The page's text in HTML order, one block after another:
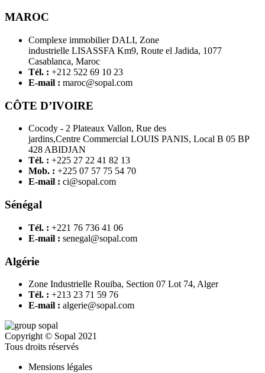
MAROC
Complexe immobilier DALI, Zone
industrielle LISASSFA Km9, Route el Jadida, 1077
Casablanca, Maroc
Tél. : +212 522 69 10 23
E-mail : maroc@sopal.com
CÔTE D’IVOIRE
Cocody - 2 Plateaux Vallon, Rue des
jardins,Centre Commercial LOUIS PANIS, Local B 05 BP
428 ABIDJAN
Tél. : +225 27 22 41 82 13
Mob. : +225 07 57 75 54 70
E-mail : ci@sopal.com
Sénégal
Tél. : +221 76 736 41 06
E-mail : senegal@sopal.com
Algérie
Zone Industrielle Rouiba, Section 07 Lot 74, Alger
Tél. : +213 23 71 59 76
E-mail : algerie@sopal.com
Copyright © Sopal 2021
Tous droits réservés
Mensions légales